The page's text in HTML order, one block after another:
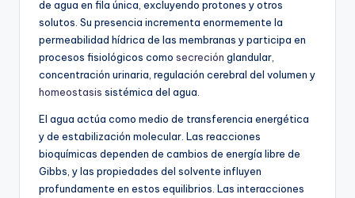
de agua en fila única, excluyendo protones y otros
solutos. Su presencia incrementa enormemente la
permeabilidad hídrica de las membranas y participa en
procesos fisiológicos como secreción glandular,
concentración urinaria, regulación cerebral del volumen y
homeostasis sistémica del agua.
El agua actúa como medio de transferencia energética
y de estabilización molecular. Las reacciones
bioquímicas dependen de cambios de energía libre de
Gibbs, y las propiedades del solvente influyen
profundamente en estos equilibrios. Las interacciones